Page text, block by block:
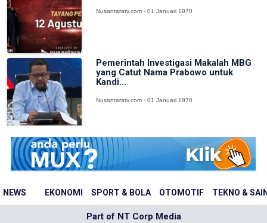
NEWS EKONOMI SPORT & BOLA OTOMOTIF TEKNO &
Nusantaratv.com - 01 Januari 1970
Pemerintah Investigasi Makalah MBG
yang Catut Nama Prabowo untuk
Kandi...
Nusantaratv.com - 01 Januari 1970
Part of NT Corp Media